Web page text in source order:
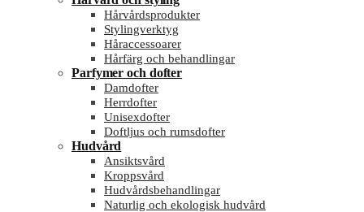
Hårvårdsprodukter
Stylingverktyg
Håraccessoarer
Hårfärg och behandlingar
Parfymer och dofter
Damdofter
Herrdofter
Unisexdofter
Doftljus och rumsdofter
Hudvård
Ansiktsvård
Kroppsvård
Hudvårdsbehandlingar
Naturlig och ekologisk hudvård